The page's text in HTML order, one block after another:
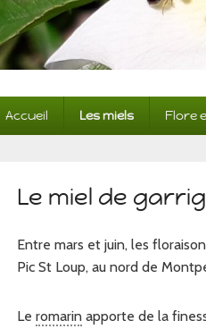
Accueil Les miels Flore
Le miel de
Entre mars et juin, les
Pic St Loup, au nord de
Le romarin apporte de la